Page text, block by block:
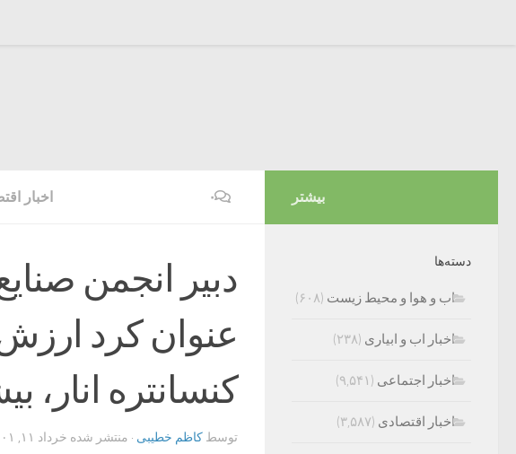
اخبار ۰
دبیر انجمن
عنوان کرد
کنسانتره انار،
توسط کاظم خطیبی · منتشر شده خرداد ۱۱, ۱۴۰۱
بیشتر
دسته‌ها
اب و هوا و محیط زیست (۶۰۸)
اخبار اب و ابیاری (۲۳۸)
اخبار اجتماعی (۹,۵۴۱)
اخبار اقتصادی (۳,۵۸۷)